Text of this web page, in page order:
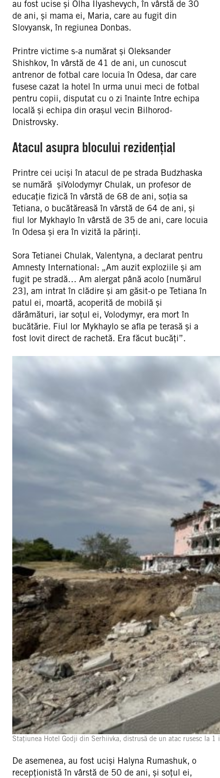
au fost ucise și Olha Ilyashevych, în vârstă de 30
de ani, și mama ei, Maria, care au fugit din
Slovyansk, în regiunea Donbas.
Printre victime s-a numărat și Oleksander
Shishkov, în vârstă de 41 de ani, un cunoscut
antrenor de fotbal care locuia în Odesa, dar care
fusese cazat la hotel în urma unui meci de fotbal
pentru copii, disputat cu o zi înainte între echipa
locală și echipa din orașul vecin Bilhorod-
Dnistrovsky.
Atacul asupra blocului rezidențial
Printre cei uciși în atacul de pe strada Budzhaska
se numără șiVolodymyr Chulak, un profesor de
educație fizică în vârstă de 68 de ani, soția sa
Tetiana, o bucătăreasă în vârstă de 64 de ani, și
fiul lor Mykhaylo în vârstă de 35 de ani, care locuia
în Odesa și era în vizită la părinți.
Sora Tetianei Chulak, Valentyna, a declarat pentru
Amnesty International: „Am auzit exploziile și am
fugit pe stradă… Am alergat până acolo [numărul
23], am intrat în clădire și am găsit-o pe Tetiana în
patul ei, moartă, acoperită de mobilă și
dărâmături, iar soțul ei, Volodymyr, era mort în
bucătărie. Fiul lor Mykhaylo se afla pe terasă și a
fost lovit direct de rachetă. Era făcut bucăți”.
Stațiunea Hotel Godji din Serhiivka, distrusă de un atac rusesc la 1
De asemenea, au fost uciși Halyna Rumashuk, o
recepționistă în vârstă de 50 de ani, și soțul ei,